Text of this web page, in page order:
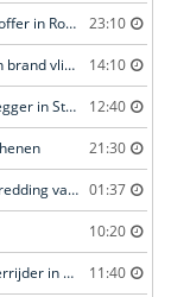
Uitslaande woningbrand leidt tot dodelijk slachtoffer in Rotterdam 23:10
Medewerkers voorkomen erger als accu plots in brand vliegt in Amersfoort 14:10
Brandweer in actie voor lekkende brandstofoplegger in Stroe 12:40
21:30
Woningbrand leidt tot evacuatie en emotionele redding van kat in Amsterdam 01:37
10:20
Afslaande fietser gewond bij botsing met scooterrijder in Katwijk 11:40